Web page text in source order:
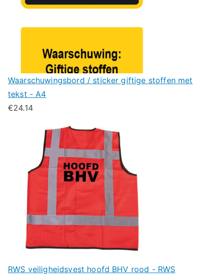
Waarschuwingsbord / sticker giftige stoffen met
tekst - A4
€24.14
RWS veiligheidsvest hoofd BHV rood - RWS